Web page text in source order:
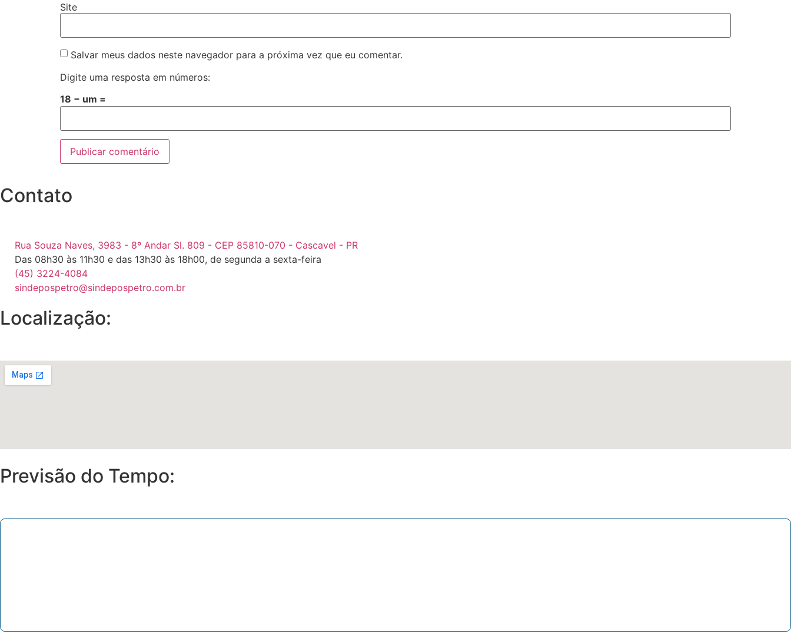
Site
Salvar meus dados neste navegador para a próxima vez que eu comentar.
Digite uma resposta em números:
18 − um =
Contato
Rua Souza Naves, 3983 - 8º Andar Sl. 809 - CEP 85810-070 - Cascavel - PR
Das 08h30 às 11h30 e das 13h30 às 18h00, de segunda a sexta-feira
(45) 3224-4084
sindepospetro@sindepospetro.com.br
Localização:
Previsão do Tempo: